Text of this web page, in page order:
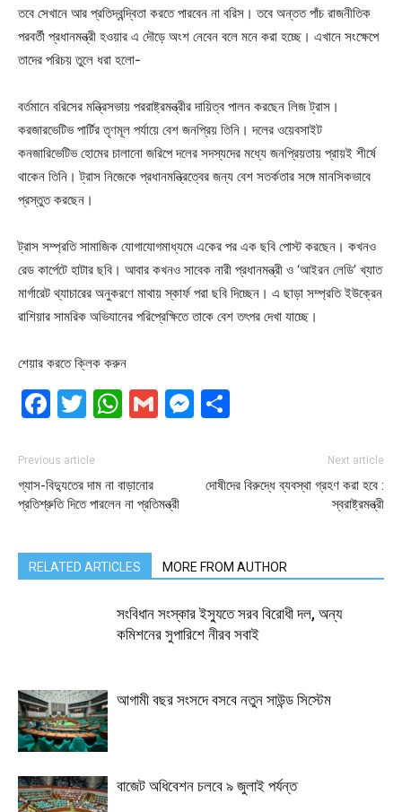
তবে সেখানে আর প্রতিদ্বন্দ্বিতা করতে পারবেন না বরিস। তবে অন্তত পাঁচ রাজনীতিক
পরবর্তী প্রধানমন্ত্রী হওয়ার এ দৌড়ে অংশ নেবেন বলে মনে করা হচ্ছে। এখানে সংক্ষেপে
তাদের পরিচয় তুলে ধরা হলো-
বর্তমানে বরিসের মন্ত্রিসভায় পররাষ্ট্রমন্ত্রীর দায়িত্ব পালন করছেন লিজ ট্রাস।
করজারভেটিভ পার্টির তৃণমূল পর্যায়ে বেশ জনপ্রিয় তিনি। দলের ওয়েবসাইট
কনজারিভেটিভ হোমের চালানো জরিপে দলের সদস্যদের মধ্যে জনপ্রিয়তায় প্রায়ই শীর্ষে
থাকেন তিনি। ট্রাস নিজেকে প্রধানমন্ত্রিত্বের জন্য বেশ সতর্কতার সঙ্গে মানসিকভাবে
প্রস্তুত করছেন।
ট্রাস সম্প্রতি সামাজিক যোগাযোগমাধ্যমে একের পর এক ছবি পোস্ট করছেন। কখনও
রেড কার্পেটে হাটার ছবি। আবার কখনও সাবেক নারী প্রধানমন্ত্রী ও ‘আইরন লেডি’ খ্যাত
মার্গারেট থ্যাচারের অনুকরণে মাথায় স্কার্ফ পরা ছবি দিচ্ছেন। এ ছাড়া সম্প্রতি ইউক্রেন
রাশিয়ার সামরিক অভিযানের পরিপ্রেক্ষিতে তাকে বেশ তৎপর দেখা যাচ্ছে।
শেয়ার করতে ক্লিক করুন
Facebook
Twitter
WhatsApp
GmailMessenger
Previous article
গ্যাস-বিদ্যুতের দাম না বাড়ানোর
প্রতিশ্রুতি দিতে পারলেন না প্রতিমন্ত্রী
Next article
দোষীদের বিরুদ্ধে ব্যবস্থা গ্রহণ করা হবে :
স্বরাষ্ট্রমন্ত্রী
RELATED ARTICLES MORE FROM AUTHOR
সংবিধান সংস্কার ইস্যুতে সরব বিরোধী দল, অন্য
কমিশনের সুপারিশে নীরব সবাই
আগামী বছর সংসদে বসবে নতুন সাউন্ড সিস্টেম
বাজেট অধিবেশন চলবে ৯ জুলাই পর্যন্ত